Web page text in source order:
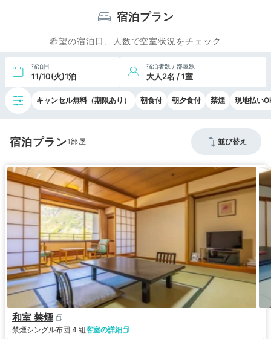
宿泊プラン
希望の宿泊日、人数で空室状況をチェック
宿泊日
11/10(火)1泊
宿泊者数 / 部屋数
大人2名 / 1室
キャンセル無料（期限あり） 朝食付 朝夕食付 禁煙 現地払い
宿泊プラン1 並び替え
和室 禁煙
禁煙シングル布団 4 組客室の詳細